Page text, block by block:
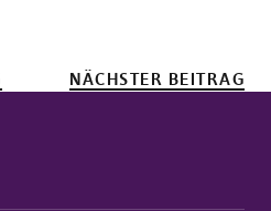
NÄCHSTER BEITRAG